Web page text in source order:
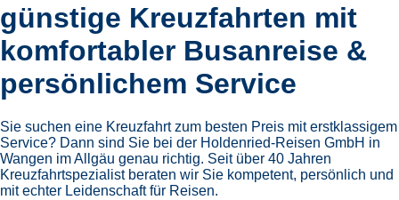
günstige Kreuzfahrten mit
komfortabler Busanreise &
persönlichem Service
Sie suchen eine Kreuzfahrt zum besten Preis mit erstklassigem
Service? Dann sind Sie bei der Holdenried-Reisen GmbH in
Wangen im Allgäu genau richtig. Seit über 40 Jahren
Kreuzfahrtspezialist beraten wir Sie kompetent, persönlich und
mit echter Leidenschaft für Reisen.